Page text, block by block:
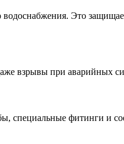
Это
взрывы при аварийных
специальные фитинги и